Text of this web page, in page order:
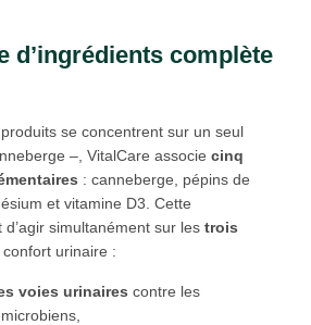
d’ingrédients complète
se concentrent sur un seul
–, VitalCare associe cinq
: canneberge, pépins de
et vitamine D3. Cette
simultanément sur les trois
confort urinaire :
voies urinaires contre les